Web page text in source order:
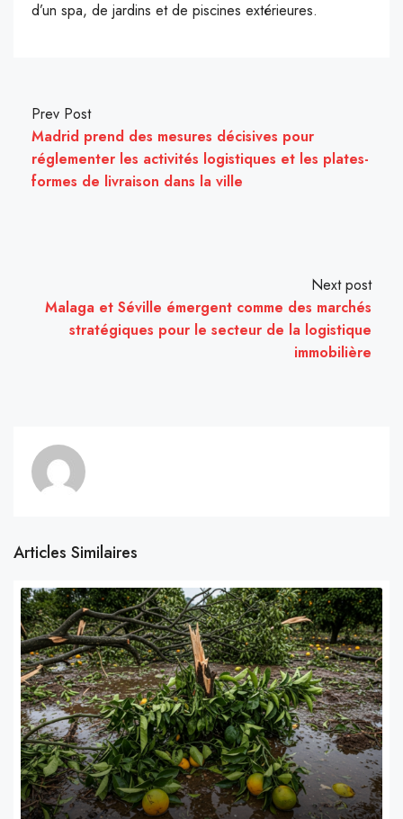
d’un spa, de jardins et de piscines extérieures.
Prev Post
Madrid prend des mesures décisives pour
réglementer les activités logistiques et les plates-
formes de livraison dans la ville
Next post
Malaga et Séville émergent comme des marchés
stratégiques pour le secteur de la logistique
immobilière
Articles Similaires